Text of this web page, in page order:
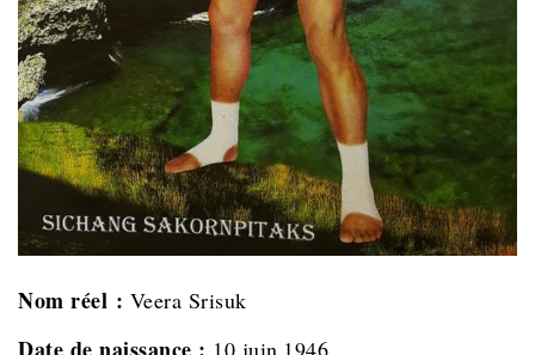
Nom réel : Veera Srisuk